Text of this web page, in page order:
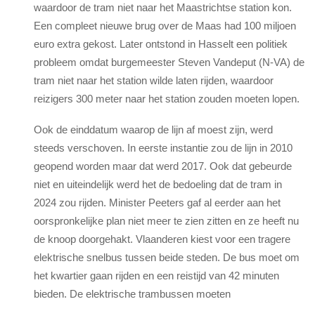
waardoor de tram niet naar het Maastrichtse station kon.
Een compleet nieuwe brug over de Maas had 100 miljoen
euro extra gekost. Later ontstond in Hasselt een politiek
probleem omdat burgemeester Steven Vandeput (N-VA) de
tram niet naar het station wilde laten rijden, waardoor
reizigers 300 meter naar het station zouden moeten lopen.
Ook de einddatum waarop de lijn af moest zijn, werd
steeds verschoven. In eerste instantie zou de lijn in 2010
geopend worden maar dat werd 2017. Ook dat gebeurde
niet en uiteindelijk werd het de bedoeling dat de tram in
2024 zou rijden. Minister Peeters gaf al eerder aan het
oorspronkelijke plan niet meer te zien zitten en ze heeft nu
de knoop doorgehakt. Vlaanderen kiest voor een tragere
elektrische snelbus tussen beide steden. De bus moet om
het kwartier gaan rijden en een reistijd van 42 minuten
bieden. De elektrische trambussen moeten